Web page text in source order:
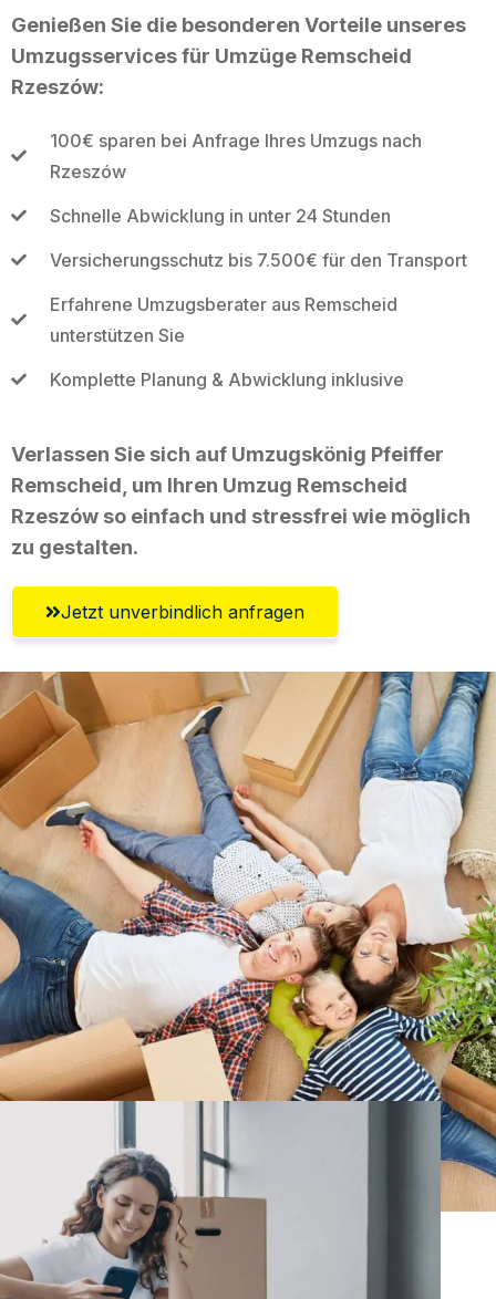
Genießen Sie die besonderen Vorteile unseres
Umzugsservices für Umzüge Remscheid
Rzeszów:
100€ sparen bei Anfrage Ihres Umzugs nach
Rzeszów
Schnelle Abwicklung in unter 24 Stunden
Versicherungsschutz bis 7.500€ für den Transport
Erfahrene Umzugsberater aus Remscheid
unterstützen Sie
Komplette Planung & Abwicklung inklusive
Verlassen Sie sich auf Umzugskönig Pfeiffer
Remscheid, um Ihren Umzug Remscheid
Rzeszów so einfach und stressfrei wie möglich
zu gestalten.
Jetzt unverbindlich anfragen